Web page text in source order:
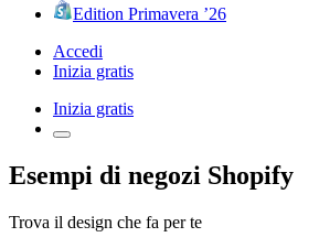
Edition Primavera ’26
Accedi
Inizia gratis
Inizia gratis
Esempi di negozi Shopify
Trova il design che fa per te